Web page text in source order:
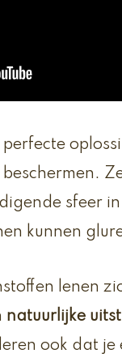
sfeer
kunnen
lenen
natuurlijke
ook dat je